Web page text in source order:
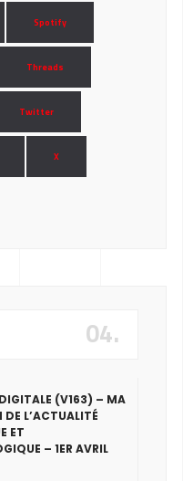
Spotify
Threads
Twitter
X
04.
DIGITALE (V163) – MA
DE L’ACTUALITÉ
ET
– 1ER AVRIL